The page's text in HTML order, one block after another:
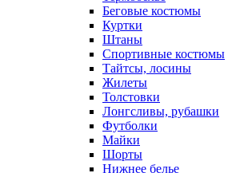
Беговые костюмы
Куртки
Штаны
Спортивные костюмы
Тайтсы, лосины
Жилеты
Толстовки
Лонгсливы, рубашки
Футболки
Майки
Шорты
Нижнее белье